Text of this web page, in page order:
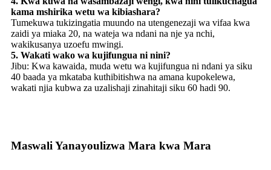
kama mshirika wetu wa kibiashara?
Tumekuwa tukizingatia muundo na utengenezaji wa vifaa kwa
zaidi ya miaka 20, na wateja wa ndani na nje ya nchi,
wakikusanya uzoefu mwingi.
5. Wakati wako wa kujifungua ni nini?
Jibu: Kwa kawaida, muda wetu wa kujifungua ni ndani ya siku
40 baada ya mkataba kuthibitishwa na amana kupokelewa,
wakati njia kubwa za uzalishaji zinahitaji siku 60 hadi 90.
Maswali Yanayoulizwa Mara kwa Mara